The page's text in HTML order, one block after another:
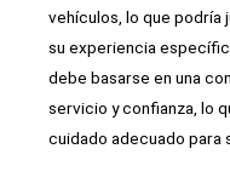
vehículos, lo que
su experiencia
debe basarse en una
servicio y confianza, lo
cuidado adecuado para